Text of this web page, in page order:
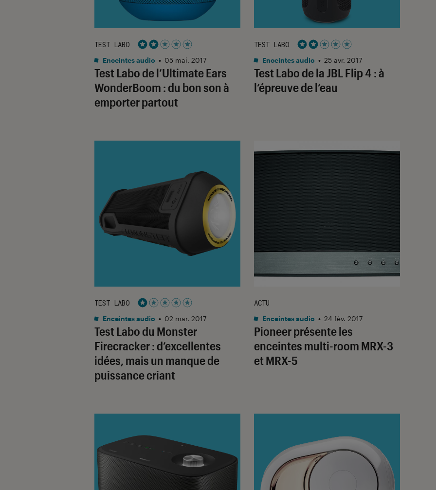
Test Labo de l’Ultimate Ears
WonderBoom : du bon son à
emporter partout
TEST LABO
Noté 2 étoiles sur 5
Enceintes audio • 05 mai. 2017
Test Labo de la JBL Flip 4 : à
l’épreuve de l’eau
TEST LABO
Noté 2 étoiles sur 5
Enceintes audio • 25 avr. 2017
Test Labo du Monster
Firecracker : d’excellentes
idées, mais un manque de
puissance criant
TEST LABO
Noté 1 étoiles sur 5
Enceintes audio • 02 mar. 2017
Pioneer présente les
enceintes multi-room MRX-3
et MRX-5
ACTU
Enceintes audio • 24 fév. 2017